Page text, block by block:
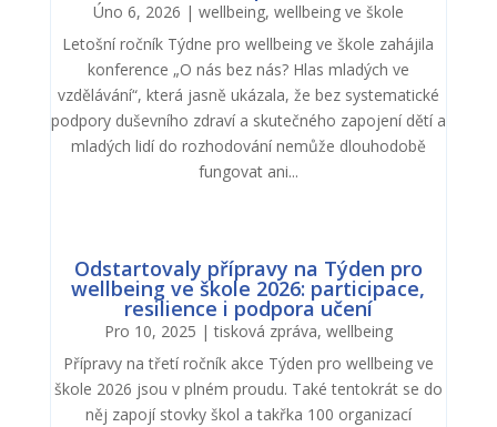
Úno 6, 2026 | wellbeing, wellbeing ve škole
Letošní ročník Týdne pro wellbeing ve škole zahájila
konference „O nás bez nás? Hlas mladých ve
vzdělávání“, která jasně ukázala, že bez systematické
podpory duševního zdraví a skutečného zapojení dětí a
mladých lidí do rozhodování nemůže dlouhodobě
fungovat ani...
Odstartovaly přípravy na Týden pro
wellbeing ve škole 2026: participace,
resilience i podpora učení
Pro 10, 2025 |tisková zpráva, wellbeing
Přípravy na třetí ročník akce Týden pro wellbeing ve
škole 2026 jsou v plném proudu. Také tentokrát se do
něj zapojí stovky škol a takřka 100 organizací